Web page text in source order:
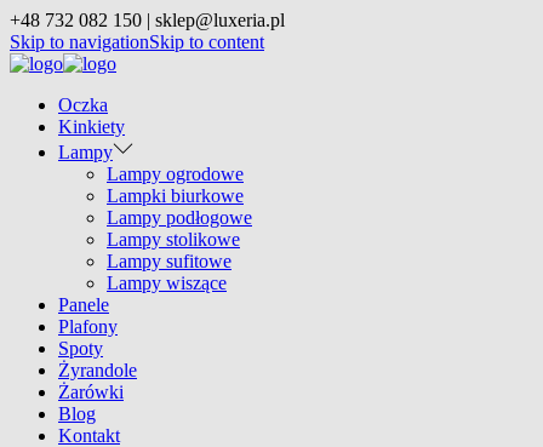
+48 732 082 150 | sklep@luxeria.pl
Skip to navigationSkip to content
Oczka
Kinkiety
Lampy
Lampy ogrodowe
Lampki biurkowe
Lampy podłogowe
Lampy stolikowe
Lampy sufitowe
Lampy wiszące
Panele
Plafony
Spoty
Żyrandole
Żarówki
Blog
Kontakt